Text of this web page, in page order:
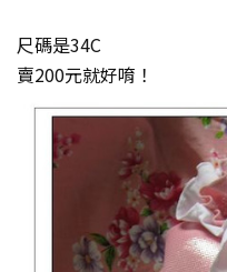
尺碼是34C
賣200元就好唷！